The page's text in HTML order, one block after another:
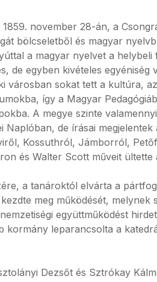
november 28-án, a
bölcseletből és magyar
a magyar nyelvet a
de egyben kivételes
városban sokat tett a kultúra,
így a Magyar
A megye szinte
de írásai
Kossuthról, Jámborról,
és Walter Scott műveit ültette
a tanároktól elvárta a
meg működését, melynek
együttműködést
kormány leparancsolta a
Dezsőt és Sztrókay